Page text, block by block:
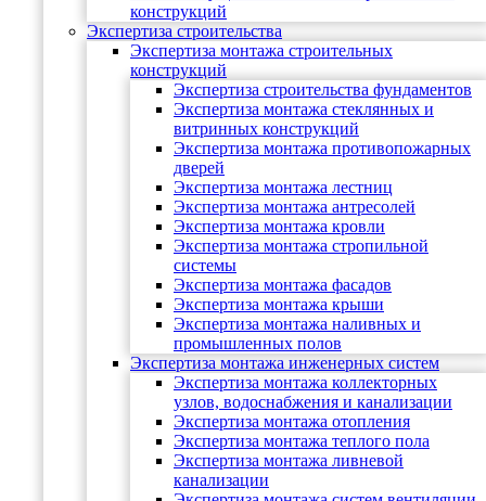
конструкций
Экспертиза строительства
Экспертиза монтажа строительных
конструкций
Экспертиза строительства фундаментов
Экспертиза монтажа стеклянных и
витринных конструкций
Экспертиза монтажа противопожарных
дверей
Экспертиза монтажа лестниц
Экспертиза монтажа антресолей
Экспертиза монтажа кровли
Экспертиза монтажа стропильной
системы
Экспертиза монтажа фасадов
Экспертиза монтажа крыши
Экспертиза монтажа наливных и
промышленных полов
Экспертиза монтажа инженерных систем
Экспертиза монтажа коллекторных
узлов, водоснабжения и канализации
Экспертиза монтажа отопления
Экспертиза монтажа теплого пола
Экспертиза монтажа ливневой
канализации